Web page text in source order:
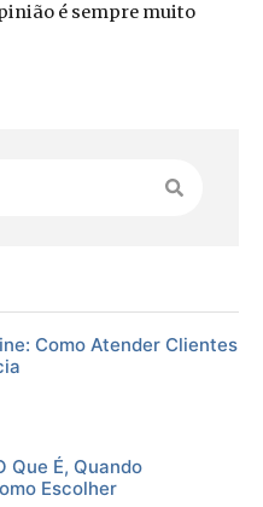
é sempre muito
Como Atender Clientes
Que É, Quando
Escolher